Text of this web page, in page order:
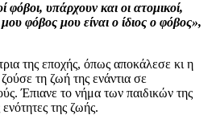
φόβοι, υπάρχουν και οι ατομικοί,
φόβος μου είναι ο ίδιος ο φόβος»,
της εποχής, όπως αποκάλεσε κι η
τη ζωή της ενάντια σε
Έπιανε το νήμα των παιδικών της
της ζωής.